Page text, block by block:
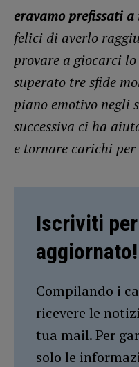
eravamo prefissati
felici di averlo
provare a giocarci
superato tre sfide
piano emotivo negli
successiva ci ha
e tornare carichi
Iscriviti
aggiornato!
Compilando i
ricevere le
tua mail. Per
solo le